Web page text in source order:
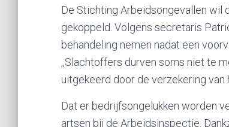
De Stichting Arbeidsongevallen wil
gekoppeld. Volgens secretaris
behandeling nemen nadat een
,,Slachtoffers durven soms niet te
uitgekeerd door de verzekering
Dat er bedrijfsongelukken worden
artsen bij de Arbeidsinspectie.